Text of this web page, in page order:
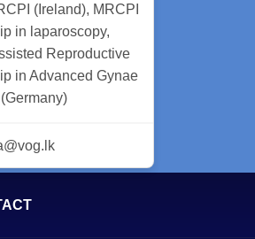
(Ireland), MRCPI
in laparoscopy,
Reproductive
in Advanced Gynae